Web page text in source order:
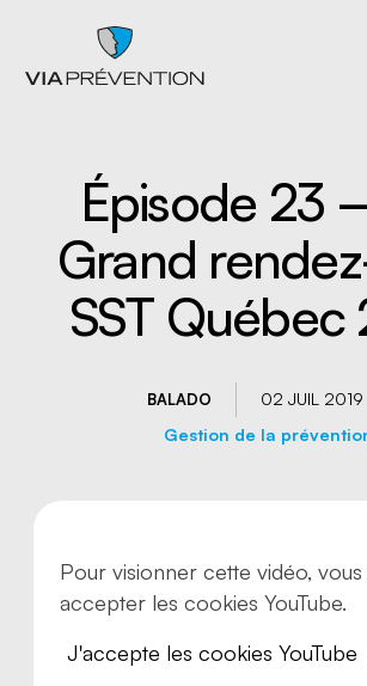
Trouver votre conseiller.ère
Épisode 23
Grand
SST Québec
BALADO
02 JUIL 2019
Gestion de la
Pour visionner cette vidéo,
accepter les cookies YouTube.
J'accepte les cookies YouTube